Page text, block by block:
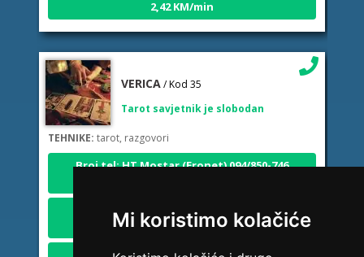
Mi koristimo kolačiće
TEHNIKE:tarot, razgovori
Broj tel: HT Mostar (Eronet) 094/850-746
1,84 KM/min
2,45 KM/min